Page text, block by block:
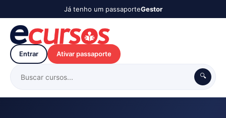
Já tenho um passaporteGestor
🔍
Entrar Ativar passaporte